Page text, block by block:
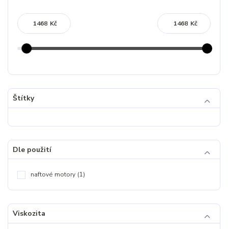
Kč Kč
Štítky
Dle použití
naftové motory (1)
Viskozita